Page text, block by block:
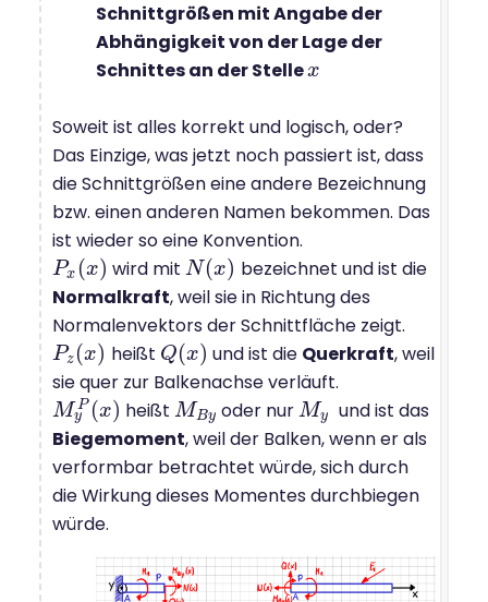
Schnittgrößen mit Angabe der
Abhängigkeit von der Lage der
Schnittes an der Stellex
x
Soweit ist alles korrekt und logisch, oder?
Das Einzige, was jetzt noch passiert ist, dass
die Schnittgrößen eine andere Bezeichnung
bzw. einen anderen Namen bekommen. Das
ist wieder so eine Konvention.
Px (x)
Px(x) wird mitN(x)
N(x)
bezeichnet und ist die
Normalkraft, weil sie in Richtung des
Normalenvektors der Schnittfläche zeigt.
Pz (x)
Pz(x) heißt Q(x)
Q(x) und ist die Querkraft, weil
sie quer zur Balkenachse verläuft.
M P
y (x)
MyP (x) heißtMBy
MBy oder nurMy
My und ist das
Biegemoment, weil der Balken, wenn er als
verformbar betrachtet würde, sich durch
die Wirkung dieses Momentes durchbiegen
würde.